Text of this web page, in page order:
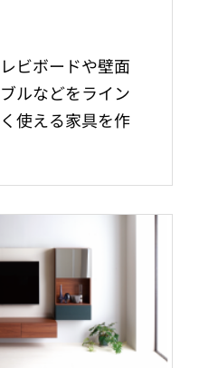
ビボードや壁面
ルなどをライン
使える家具を作